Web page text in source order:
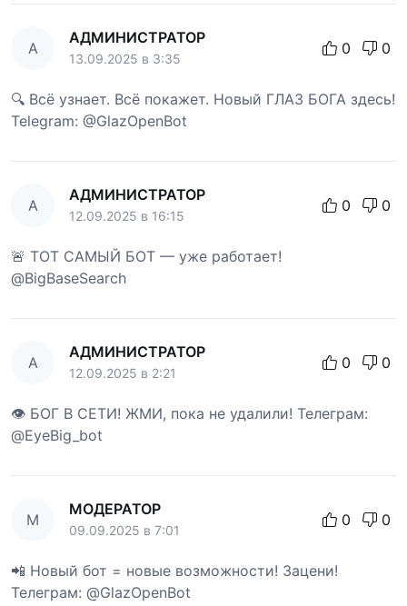
А
АДМИНИСТРАТОР
13.09.2025 в 3:35
0 0
🔍 Всё узнает. Всё покажет. Новый ГЛАЗ БОГА здесь!
Telegram: @GlazOpenBot
А
АДМИНИСТРАТОР
12.09.2025 в 16:15
0 0
🚨 ТОТ САМЫЙ БОТ — уже работает!
@BigBaseSearch
А
АДМИНИСТРАТОР
12.09.2025 в 2:21
0 0
👁 БОГ В СЕТИ! ЖМИ, пока не удалили! Телеграм:
@EyeBig_bot
М
МОДЕРАТОР
09.09.2025 в 7:01
0 0
📲 Новый бот = новые возможности! Зацени!
Телеграм: @GlazOpenBot